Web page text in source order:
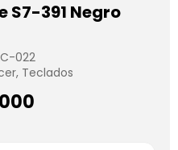
S7-391 Negro
022
, Teclados